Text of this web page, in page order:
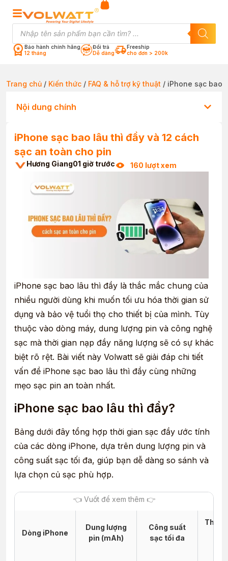
Bảo hành chính hãng
12 tháng
Đổi trả
Dễ dàng
Freeship
cho đơn > 200k
Trang chủ / Kiến thức / FAQ & hỗ trợ kỹ thuật / iPhone sạc bao
Nội dung chính
iPhone sạc bao lâu thì đầy và 12 cách
sạc an toàn cho pin
Hương Giang01 giờ trước 160 lượt xem
iPhone sạc bao lâu thì đầy là thắc mắc chung của
nhiều người dùng khi muốn tối ưu hóa thời gian sử
dụng và bảo vệ tuổi thọ cho thiết bị của mình. Tùy
thuộc vào dòng máy, dung lượng pin và công nghệ
sạc mà thời gian nạp đầy năng lượng sẽ có sự khác
biệt rõ rệt. Bài viết này Volwatt sẽ giải đáp chi tiết
vấn đề iPhone sạc bao lâu thì đầy cùng những
mẹo sạc pin an toàn nhất.
iPhone sạc bao lâu thì đầy?
Bảng dưới đây tổng hợp thời gian sạc đầy ước tính
của các dòng iPhone, dựa trên dung lượng pin và
công suất sạc tối đa, giúp bạn dễ dàng so sánh và
lựa chọn củ sạc phù hợp.
Dòng iPhone
Dung lượng
pin (mAh)
Công suất
sạc tối đa
Thời